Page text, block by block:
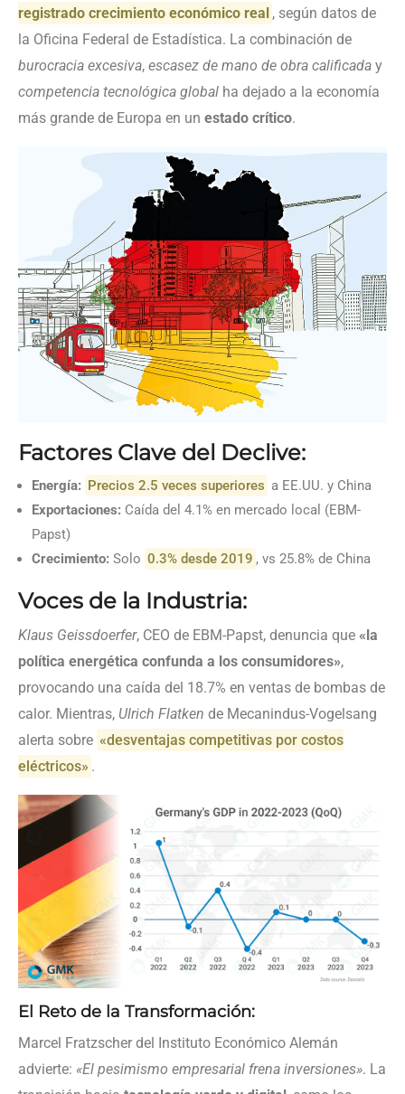
registrado crecimiento económico real , según datos de
la Oficina Federal de Estadística. La combinación de
burocracia excesiva, escasez de mano de obra calificada y
competencia tecnológica global ha dejado a la economía
más grande de Europa en un estado crítico.
Factores Clave del Declive:
Energía: Precios 2.5 veces superiores a EE.UU. y China
Exportaciones: Caída del 4.1% en mercado local (EBM-
Papst)
Crecimiento: Solo 0.3% desde 2019 , vs 25.8% de China
Voces de la Industria:
Klaus Geissdoerfer, CEO de EBM-Papst, denuncia que «la
política energética confunda a los consumidores»,
provocando una caída del 18.7% en ventas de bombas de
calor. Mientras, Ulrich Flatken de Mecanindus-Vogelsang
alerta sobre «desventajas competitivas por costos
eléctricos» .
El Reto de la Transformación:
Marcel Fratzscher del Instituto Económico Alemán
advierte: «El pesimismo empresarial frena inversiones». La